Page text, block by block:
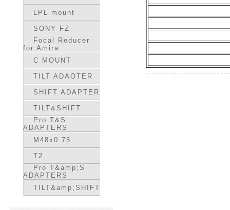
LPL mount
SONY FZ
Focal Reducer
for Amira
C MOUNT
TILT ADAOTER
SHIFT ADAPTER
TILT&SHIFT
Pro T&S
ADAPTERS
M48x0.75
T2
Pro T&amp;S
ADAPTERS
TILT&amp;SHIFT